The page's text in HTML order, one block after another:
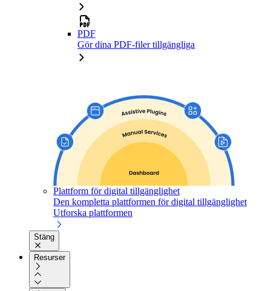
PDF
Gör dina PDF-filer tillgängliga
Plattform för digital tillgänglighet
Den kompletta plattformen för digital tillgänglighet
Utforska plattformen
Stäng
Resurser